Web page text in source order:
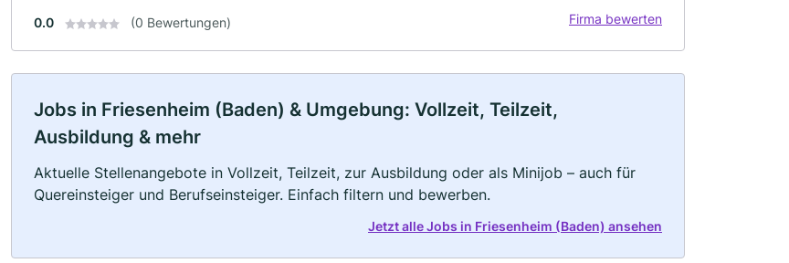
0.0 (0 Bewertungen) Firma bewerten
Jobs in Friesenheim (Baden) & Umgebung: Vollzeit, Teilzeit,
Ausbildung & mehr
Aktuelle Stellenangebote in Vollzeit, Teilzeit, zur Ausbildung oder als Minijob – auch für
Quereinsteiger und Berufseinsteiger. Einfach filtern und bewerben.
Jetzt alle Jobs in Friesenheim (Baden) ansehen